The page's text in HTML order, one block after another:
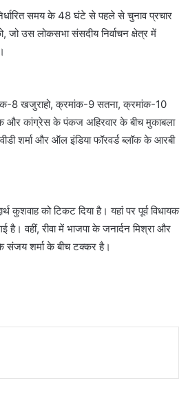
समय के 48 घंटे से पहले से चुनाव प्रचार
जो उस लोकसभा संसदीय निर्वाचन क्षेत्र में
8 खजुराहो, क्रमांक-9 सतना, क्रमांक-10
और कांग्रेस के पंकज अहिरवार के बीच मुकाबला
शर्मा और ऑल इंडिया फॉरवर्ड ब्लॉक के आरबी
कुशवाह को टिकट दिया है। यहां पर पूर्व विधायक
है। वहीं, रीवा में भाजपा के जनार्दन मिश्रा और
संजय शर्मा के बीच टक्कर है।